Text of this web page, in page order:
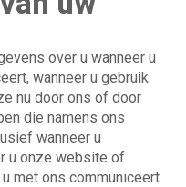
over u wanneer u
wanneer u gebruik
nu door ons of door
die namens ons
wanneer u
u onze website of
met ons communiceert